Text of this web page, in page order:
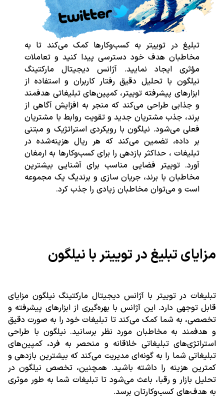
تبلیغ در توییتر به کسب‌وکارها کمک می‌کند تا به
مخاطبان هدف خود دسترسی پیدا کنید و تعاملات
مؤثری ایجاد نمایید. آژانس دیجیتال مارکتینگ
نیلگون با تحلیل دقیق رفتار کاربران و استفاده از
ابزارهای پیشرفته توییتر، کمپین‌های تبلیغاتی هدفمند
و جذابی طراحی می‌کند که منجر به افزایش آگاهی از
برند، جذب مشتریان جدید و تقویت روابط با مشتریان
فعلی می‌شود. نیلگون با رویکردی استراتژیک و مبتنی
بر داده، تضمین می‌کند که هر ریال هزینه‌شده در
تبلیغات ، حداکثر بازدهی را برای کسب‌وکارها به ارمغان
آورد. توییتر فضایی مناسب برای آشنایی بیشترین
مخاطبان با برند، جریان سازی و برندیگ یک مجموعه
است و می‌توان مخاطبان زیادی را جذب کرد.
مزایای تبلیغ در توییتر با نیلگون
تبلیغات درتوییتر با آژانس دیجیتال مارکتینگ نیلگون مزایای
قابل توجهی دارد. این آژانس با بهره‌گیری از ابزارهای پیشرفته و
تخصصی، به شما کمک می‌کند تا تبلیغات خود را به صورت دقیق
و هدفمند به مخاطبان مورد نظر برسانید. نیلگون با طراحی
استراتژی‌های تبلیغاتی خلاقانه و منحصر به فرد، کمپین‌های
تبلیغاتی شما را به گونه‌ای مدیریت می‌کند که بیشترین بازدهی و
کمترین هزینه را داشته باشید. همچنین، تخصص نیلگون در
تحلیل بازار و رقبا، باعث می‌شود تا تبلیغات شما به طور موثری
به هدف‌های کسب‌وکارتان برسد.